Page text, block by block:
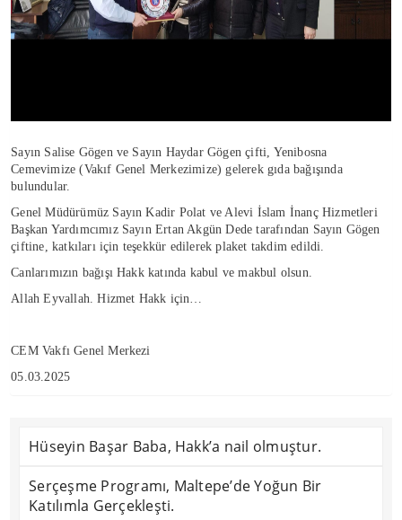
Sayın Salise Gögen ve Sayın Haydar Gögen çifti, Yenibosna
Cemevimize (Vakıf Genel Merkezimize) gelerek gıda bağışında
bulundular.
Genel Müdürümüz Sayın Kadir Polat ve Alevi İslam İnanç Hizmetleri
Başkan Yardımcımız Sayın Ertan Akgün Dede tarafından Sayın Gögen
çiftine, katkıları için teşekkür edilerek plaket takdim edildi.
Canlarımızın bağışı Hakk katında kabul ve makbul olsun.
Allah Eyvallah. Hizmet Hakk için…
CEM Vakfı Genel Merkezi
05.03.2025
Hüseyin Başar Baba, Hakk’a nail olmuştur.
Serçeşme Programı, Maltepe’de Yoğun Bir
Katılımla Gerçekleşti.